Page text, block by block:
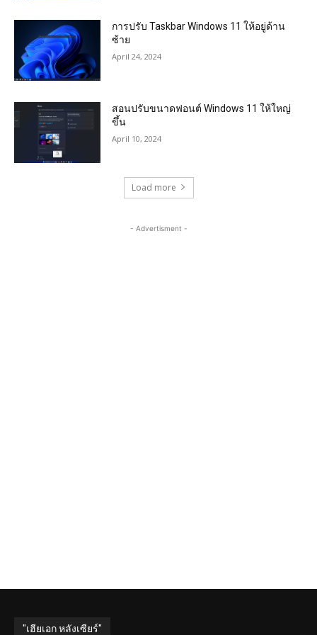
การปรับ Taskbar Windows 11 ให้อยู่ด้าน
ซ้าย
April 24, 2024
สอนปรับขนาดฟอนต์ Windows 11 ให้ใหญ่
ขึ้น
April 10, 2024
Load more
- Advertisment -
"เฮียเอก หลังเซียร์"